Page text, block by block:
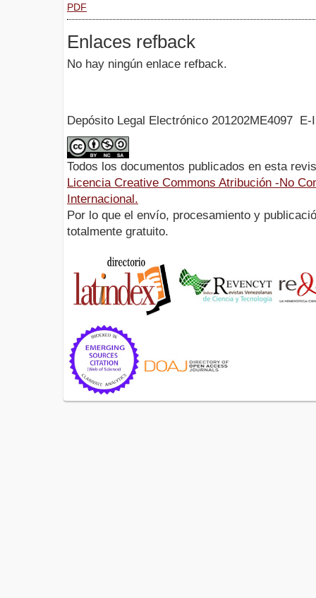
PDF
Enlaces refback
No hay ningún enlace refback.
Depósito Legal Electrónico 201202ME4097 E-
Todos los documentos publicados en esta
Licencia Creative Commons Atribución -No
Internacional.
Por lo que el envío, procesamiento y
totalmente gratuito.